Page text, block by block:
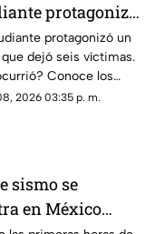
protagoniza
con seisprotagonizó un
dejó seis víctimas.
Conoce los
de esta tragedia.
2026 03:35 p. m.
sismo se
en México